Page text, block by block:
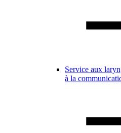
Service aux
à la